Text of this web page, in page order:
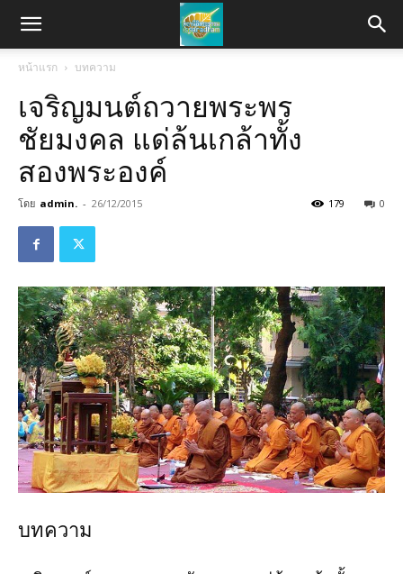
หน้าแรก บทความ
เจริญมนต์ถวายพระพร
ชัยมงคล แด่ล้นเกล้าทั้ง
สองพระองค์
โดย admin. - 26/12/2015 0
179
บทความ